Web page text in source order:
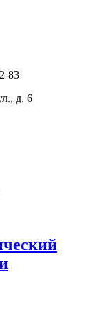
83
д. 6